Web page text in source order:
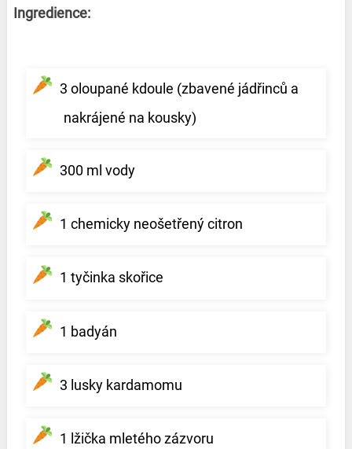
Ingredience:
3 oloupané kdoule (zbavené jádřinců a
nakrájené na kousky)
300 ml vody
1 chemicky neošetřený citron
1 tyčinka skořice
1 badyán
3 lusky kardamomu
1 lžička mletého zázvoru